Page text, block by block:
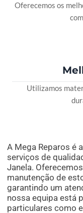
Oferecemos os
Utilizamos
A Mega Reparos é
serviços de
Janela.
manutenção de
garantindo um
nossa equipa está
particulares como